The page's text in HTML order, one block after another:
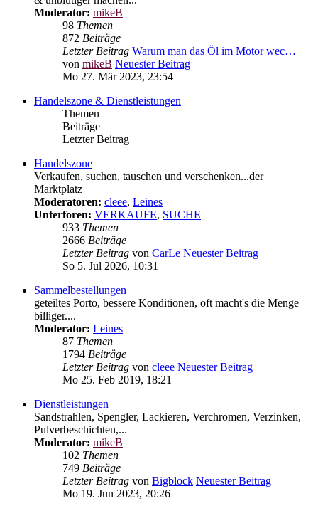
Moderator: mikeB
98 Themen
872 Beiträge
Letzter Beitrag Warum man das Öl im Motor wec…
von mikeB Neuester Beitrag
Mo 27. Mär 2023, 23:54
Handelszone & Dienstleistungen
Themen
Beiträge
Letzter Beitrag
Handelszone
Verkaufen, suchen, tauschen und verschenken...der
Marktplatz
Moderatoren: cleee, Leines
Unterforen: VERKAUFE, SUCHE
933 Themen
2666 Beiträge
Letzter Beitrag von CarLe Neuester Beitrag
So 5. Jul 2026, 10:31
Sammelbestellungen
geteiltes Porto, bessere Konditionen, oft macht's die Menge
billiger....
Moderator: Leines
87 Themen
1794 Beiträge
Letzter Beitrag von cleee Neuester Beitrag
Mo 25. Feb 2019, 18:21
Dienstleistungen
Sandstrahlen, Spengler, Lackieren, Verchromen, Verzinken,
Pulverbeschichten,...
Moderator: mikeB
102 Themen
749 Beiträge
Letzter Beitrag von Bigblock Neuester Beitrag
Mo 19. Jun 2023, 20:26